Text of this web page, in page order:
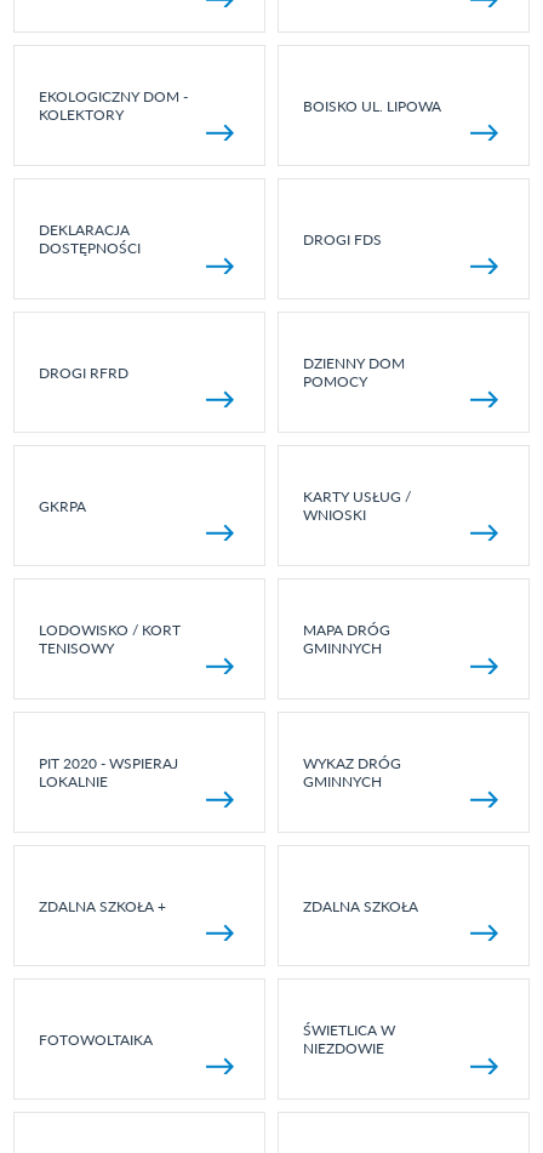
EKOLOGICZNY DOM -
KOLEKTORY
BOISKO UL. LIPOWA
DEKLARACJA
DOSTĘPNOŚCI
DROGI FDS
DROGI RFRD
DZIENNY DOM
POMOCY
GKRPA
KARTY USŁUG /
WNIOSKI
LODOWISKO / KORT
TENISOWY
MAPA DRÓG
GMINNYCH
PIT 2020 - WSPIERAJ
LOKALNIE
WYKAZ DRÓG
GMINNYCH
ZDALNA SZKOŁA + ZDALNA SZKOŁA
FOTOWOLTAIKA
ŚWIETLICA W
NIEZDOWIE